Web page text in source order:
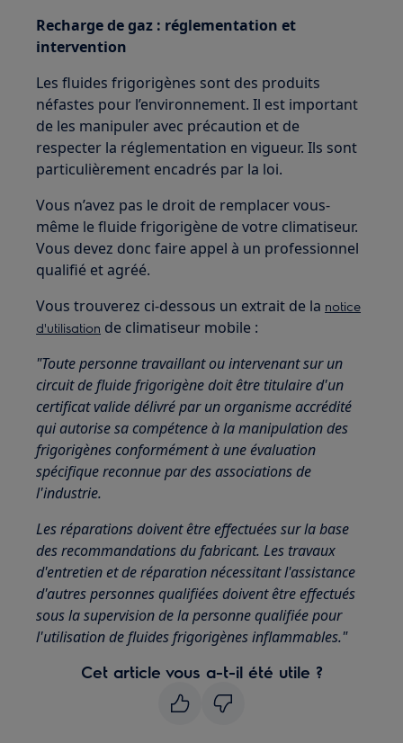
Recharge de gaz : réglementation et
intervention
Les fluides frigorigènes sont des produits
néfastes pour l’environnement. Il est important
de les manipuler avec précaution et de
respecter la réglementation en vigueur. Ils sont
particulièrement encadrés par la loi.
Vous n’avez pas le droit de remplacer vous-
même le fluide frigorigène de votre climatiseur.
Vous devez donc faire appel à un professionnel
qualifié et agréé.
Vous trouverez ci-dessous un extrait de la notice
d'utilisation de climatiseur mobile :
"Toute personne travaillant ou intervenant sur un
circuit de fluide frigorigène doit être titulaire d'un
certificat valide délivré par un organisme accrédité
qui autorise sa compétence à la manipulation des
frigorigènes conformément à une évaluation
spécifique reconnue par des associations de
l'industrie.
Les réparations doivent être effectuées sur la base
des recommandations du fabricant. Les travaux
d'entretien et de réparation nécessitant l'assistance
d'autres personnes qualifiées doivent être effectués
sous la supervision de la personne qualifiée pour
l'utilisation de fluides frigorigènes inflammables."
Cet article vous a-t-il été utile ?